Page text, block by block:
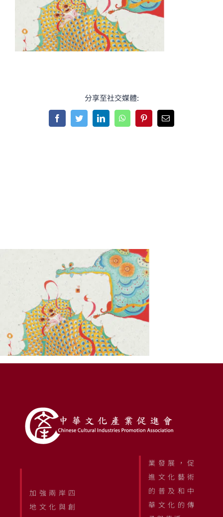
分享至社交媒體:
FacebookTwitterLinkedInWhatsAppPinterestEmail
加強兩岸四
地文化與創
業發展，促
進文化藝術
的普及和中
華文化的傳